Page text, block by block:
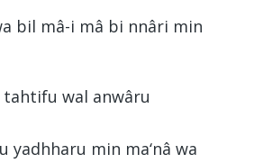
bil mâ-i mâ bi nnâri min
wal anwâru
yadhharu min ma‘nâ wa